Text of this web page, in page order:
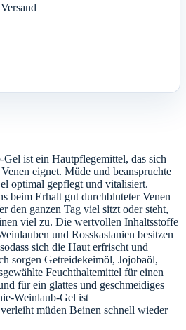
Gel ist ein Hautpflegemittel, das sich
eignet. Müde und beanspruchte
optimal gepflegt und vitalisiert.
beim Erhalt gut durchbluteter Venen
den ganzen Tag viel sitzt oder steht,
viel zu. Die wertvollen Inhaltsstoffe
und Rosskastanien besitzen
sich die Haut erfrischt und
sorgen Getreidekeimöl, Jojobaöl,
Feuchthaltemittel für einen
für ein glattes und geschmeidiges
Weinlaub-Gel ist
müden Beinen schnell wieder